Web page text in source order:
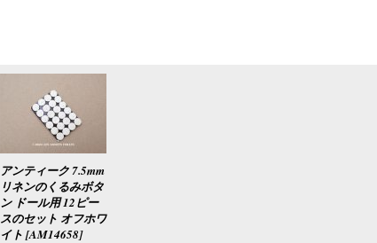
アンティーク 7.5mm
リネンのくるみボタ
ン ドール用 12ピー
スのセット オフホワ
イト [AM14658]